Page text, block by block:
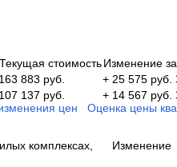
Текущая стоимостьИзменение
163 883 руб. + 25 575 руб.
107 137 руб. + 14 567 руб.
цен Оценка цены
комплексах,
Изменение